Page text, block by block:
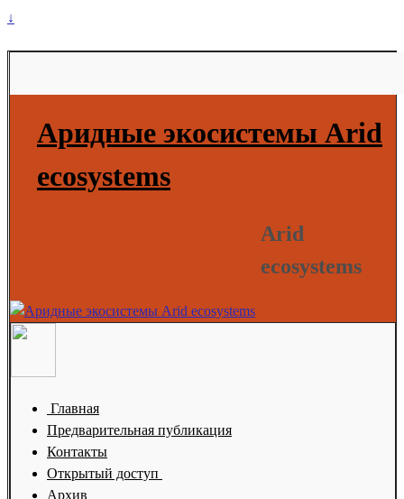
↓
Аридные экосистемы Arid
ecosystems
Arid
ecosystems
Главная
Предварительная публикация
Контакты
Открытый доступ
Архив